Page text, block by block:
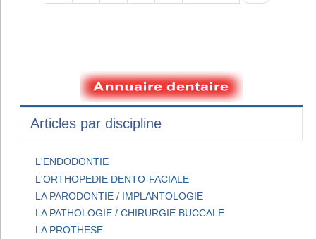
Articles par discipline
L'ENDODONTIE
L'ORTHOPEDIE DENTO-FACIALE
LA PARODONTIE / IMPLANTOLOGIE
LA PATHOLOGIE / CHIRURGIE BUCCALE
LA PROTHESE